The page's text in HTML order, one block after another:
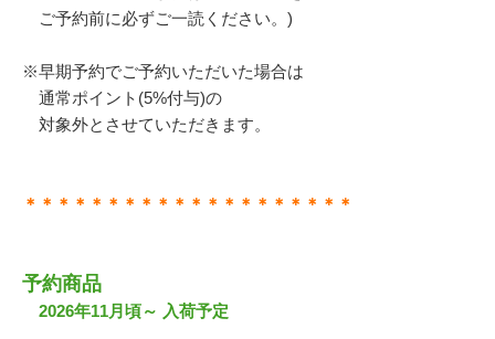
ご予約前に必ずご一読ください。)
※早期予約でご予約いただいた場合は
通常ポイント(5%付与)の
対象外とさせていただきます。
＊＊＊＊＊＊＊＊＊＊＊＊＊＊＊＊＊＊＊＊
予約商品
2026年11月頃～ 入荷予定